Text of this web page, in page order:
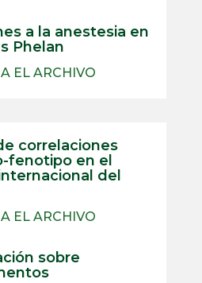
a la anestesia en
Phelan
EL ARCHIVO
correlaciones
fenotipo en el
del
EL ARCHIVO
sobre